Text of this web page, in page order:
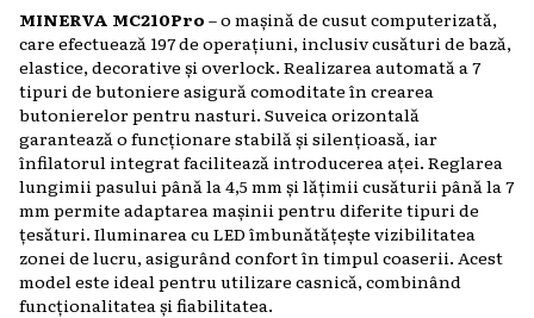
MINERVA MC210Pro – o mașină de cusut computerizată,
care efectuează 197 de operațiuni, inclusiv cusături de bază,
elastice, decorative și overlock. Realizarea automată a 7
tipuri de butoniere asigură comoditate în crearea
butonierelor pentru nasturi. Suveica orizontală
garantează o funcționare stabilă și silențioasă, iar
înfilatorul integrat facilitează introducerea aței. Reglarea
lungimii pasului până la 4,5 mm și lățimii cusăturii până la 7
mm permite adaptarea mașinii pentru diferite tipuri de
țesături. Iluminarea cu LED îmbunătățește vizibilitatea
zonei de lucru, asigurând confort în timpul coaserii. Acest
model este ideal pentru utilizare casnică, combinând
funcționalitatea și fiabilitatea.​